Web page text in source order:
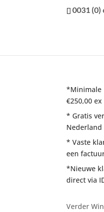
0031 (0)
*Minimale
€250,00
* Gratis
Nederland
* Vaste
een
*Nieuwe
direct via
Verder